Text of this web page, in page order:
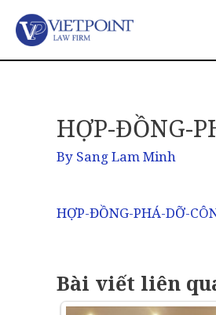
HỢP-ĐỒNG-
By Sang Lam Minh
HỢP-ĐỒNG-PHÁ-DỠ-
Bài viết liên